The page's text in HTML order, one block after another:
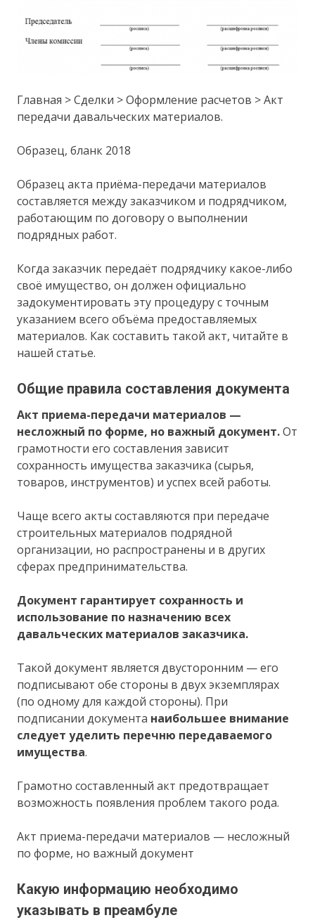
Главная > Сделки > Оформление расчетов > Акт
передачи давальческих материалов.
Образец, бланк 2018
Образец акта приёма-передачи материалов
составляется между заказчиком и подрядчиком,
работающим по договору о выполнении
подрядных работ.
Когда заказчик передаёт подрядчику какое-либо
своё имущество, он должен официально
задокументировать эту процедуру с точным
указанием всего объёма предоставляемых
материалов. Как составить такой акт, читайте в
нашей статье.
Общие правила составления документа
Акт приема-передачи материалов —
несложный по форме, но важный документ.От
грамотности его составления зависит
сохранность имущества заказчика (сырья,
товаров, инструментов) и успех всей работы.
Чаще всего акты составляются при передаче
строительных материалов подрядной
организации, но распространены и в других
сферах предпринимательства.
Документ гарантирует сохранность и
использование по назначению всех
давальческих материалов заказчика.
Такой документ является двусторонним — его
подписывают обе стороны в двух экземплярах
(по одному для каждой стороны). При
подписании документа наибольшее внимание
следует уделить перечню передаваемого
имущества.
Грамотно составленный акт предотвращает
возможность появления проблем такого рода.
Акт приема-передачи материалов — несложный
по форме, но важный документ
Какую информацию необходимо
указывать в преамбуле